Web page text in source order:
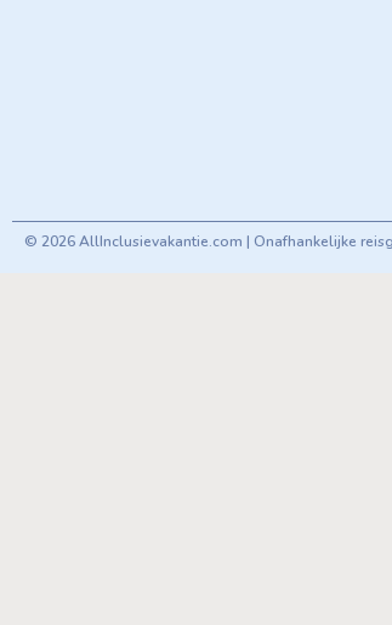
© 2026 AllInclusievakantie.com | Onafhankelijke